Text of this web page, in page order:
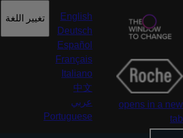
تغيير اللغة
English
Deutsch
Español
Français
Italiano
中文
عربي
Portuguese
opens in a new
tab